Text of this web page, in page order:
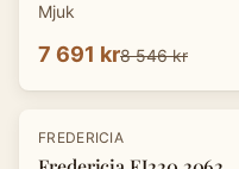
Mjuk
7 691 kr8 546 kr
FREDERICIA